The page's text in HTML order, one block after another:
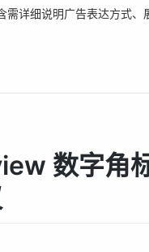
需详细说明广告表达方式、
数字角